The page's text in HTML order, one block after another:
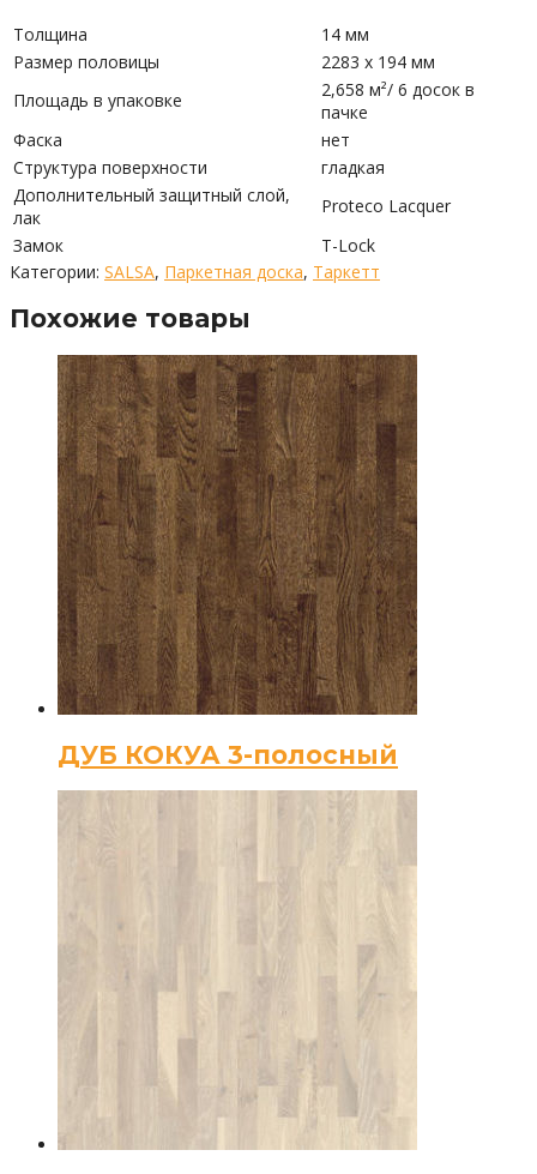
Толщина
14 мм
Размер половицы
2283 x 194 мм
Площадь в упаковке
2,658 м²/ 6 досок в
пачке
Фаска
нет
Структура поверхности
гладкая
Дополнительный защитный слой,
лак
Proteco Lacquer
Замок
T-Lock
Категории: SALSA, Паркетная доска, Таркетт
Похожие товары
ДУБ КОКУА 3-полосный